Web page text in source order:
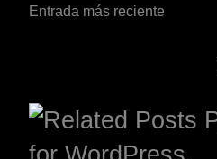
Entrada más reciente